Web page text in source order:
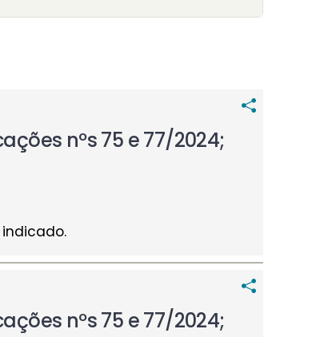
nºs 75 e 77/2024;
nºs 75 e 77/2024;